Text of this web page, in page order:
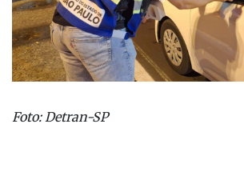
Foto: Detran-SP